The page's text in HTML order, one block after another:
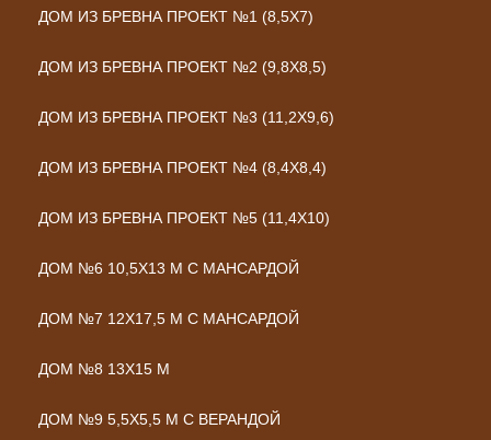
ДОМ ИЗ БРЕВНА ПРОЕКТ №1 (8,5X7)
ДОМ ИЗ БРЕВНА ПРОЕКТ №2 (9,8Х8,5)
ДОМ ИЗ БРЕВНА ПРОЕКТ №3 (11,2Х9,6)
ДОМ ИЗ БРЕВНА ПРОЕКТ №4 (8,4Х8,4)
ДОМ ИЗ БРЕВНА ПРОЕКТ №5 (11,4Х10)
ДОМ №6 10,5Х13 М С МАНСАРДОЙ
ДОМ №7 12Х17,5 М С МАНСАРДОЙ
ДОМ №8 13Х15 М
ДОМ №9 5,5Х5,5 М С ВЕРАНДОЙ